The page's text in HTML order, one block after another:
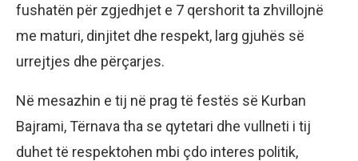
fushatën për zgjedhjet e 7 qershorit ta zhvillojnë
me maturi, dinjitet dhe respekt, larg gjuhës së
urrejtjes dhe përçarjes.
Në mesazhin e tij në prag të festës së Kurban
Bajrami, Tërnava tha se qytetari dhe vullneti i tij
duhet të respektohen mbi çdo interes politik,